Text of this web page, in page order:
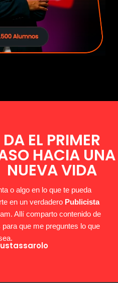
DA EL PRIMER
HACIA UNA
NUEVA VIDA
o algo en lo que te pueda
en un verdadero Publicista
Allí comparto contenido de
que me preguntes lo que